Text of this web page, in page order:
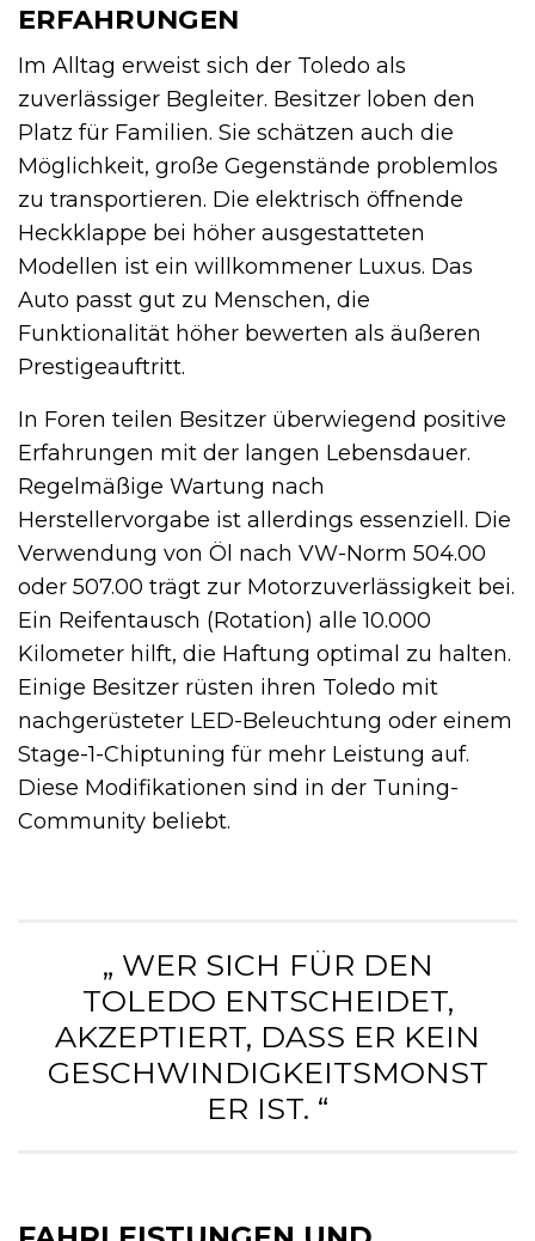
ERFAHRUNGEN
Im Alltag erweist sich der Toledo als
zuverlässiger Begleiter. Besitzer loben den
Platz für Familien. Sie schätzen auch die
Möglichkeit, große Gegenstände problemlos
zu transportieren. Die elektrisch öffnende
Heckklappe bei höher ausgestatteten
Modellen ist ein willkommener Luxus. Das
Auto passt gut zu Menschen, die
Funktionalität höher bewerten als äußeren
Prestigeauftritt.
In Foren teilen Besitzer überwiegend positive
Erfahrungen mit der langen Lebensdauer.
Regelmäßige Wartung nach
Herstellervorgabe ist allerdings essenziell. Die
Verwendung von Öl nach VW-Norm 504.00
oder 507.00 trägt zur Motorzuverlässigkeit bei.
Ein Reifentausch (Rotation) alle 10.000
Kilometer hilft, die Haftung optimal zu halten.
Einige Besitzer rüsten ihren Toledo mit
nachgerüsteter LED-Beleuchtung oder einem
Stage-1-Chiptuning für mehr Leistung auf.
Diese Modifikationen sind in der Tuning-
Community beliebt.
„ WER SICH FÜR DEN
TOLEDO ENTSCHEIDET,
AKZEPTIERT, DASS ER KEIN
GESCHWINDIGKEITSMONST
ER IST. “